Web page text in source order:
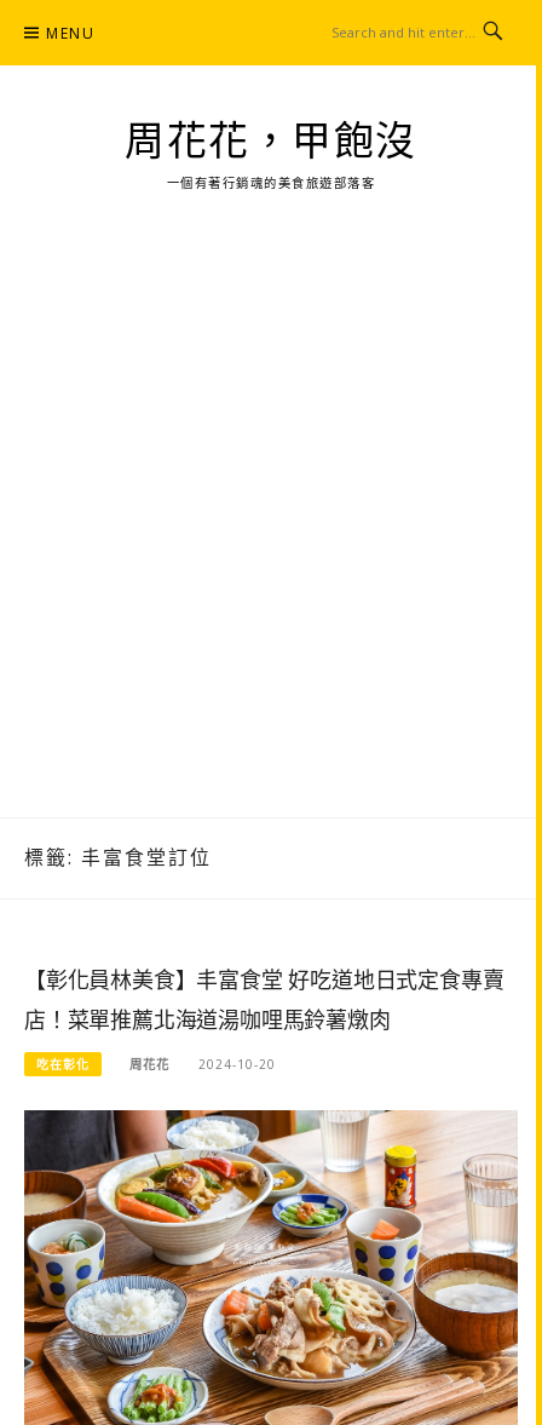
content
MENU
周花花，甲飽沒
一個有著行銷魂的美食旅遊部落客
標籤: 丰富食堂訂位
【彰化員林美食】丰富食堂 好吃道地日式定食專賣
店！菜單推薦北海道湯咖哩馬鈴薯燉肉
吃在彰化 周花花 2024-10-20